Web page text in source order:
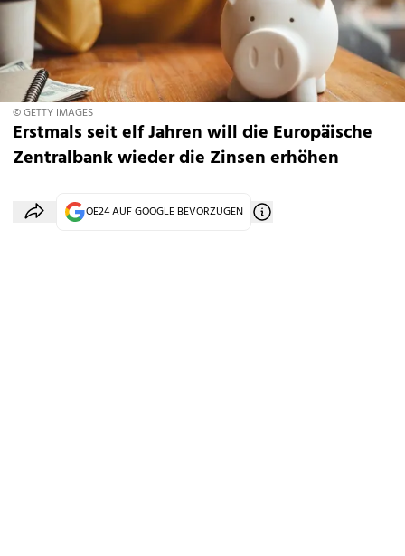
© GETTY IMAGES
Erstmals seit elf Jahren will die Europäische
Zentralbank wieder die Zinsen erhöhen
OE24 AUF GOOGLE BEVORZUGEN